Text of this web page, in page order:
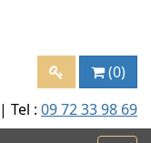
(0)
| Tel : 09 72 33 98 69